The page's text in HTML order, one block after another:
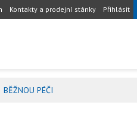
Kontakty a prodejní stánky Přihlásit
BĚŽNOU PÉČI